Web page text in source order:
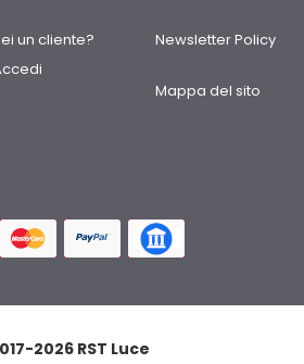
un cliente?
Newsletter Policy
Mappa del sito
2026 RST Luce